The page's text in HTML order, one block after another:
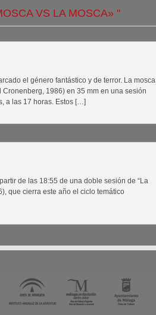
VS LA MOSCA» "
el género fantástico y de terror. La mosca
1986) en 35 mm en una sesión
a las 17 horas. Estos […]
de las 18:55 de una doble sesión de “La
que cierra este año el ciclo temático